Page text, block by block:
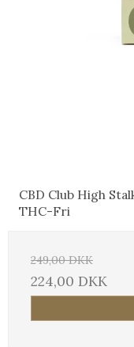
CBD Club High
THC-Fri
249,00 DKK
224,00 DKK